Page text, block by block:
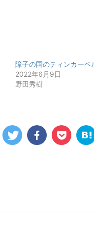
障子の国のティンカーベ
2022年6月9日
野田秀樹